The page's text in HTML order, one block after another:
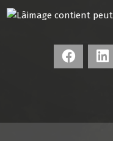
Facebook